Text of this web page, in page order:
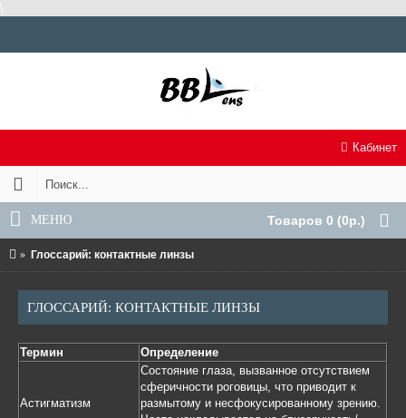
\
Товаров 0 (0р.)
Кабинет
МЕНЮ
Глоссарий: контактные линзы
ГЛОССАРИЙ: КОНТАКТНЫЕ ЛИНЗЫ
Термин Определение
Астигматизм
Состояние глаза, вызванное отсутствием
сферичности роговицы, что приводит к
размытому и несфокусированному зрению.